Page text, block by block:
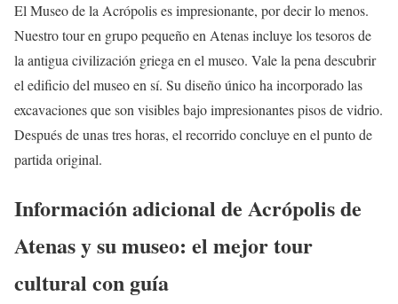
El Museo de la Acrópolis es impresionante, por decir lo menos.
Nuestro tour en grupo pequeño en Atenas incluye los tesoros de
la antigua civilización griega en el museo. Vale la pena descubrir
el edificio del museo en sí. Su diseño único ha incorporado las
excavaciones que son visibles bajo impresionantes pisos de vidrio.
Después de unas tres horas, el recorrido concluye en el punto de
partida original.
Información adicional de Acrópolis de
Atenas y su museo: el mejor tour
cultural con guía